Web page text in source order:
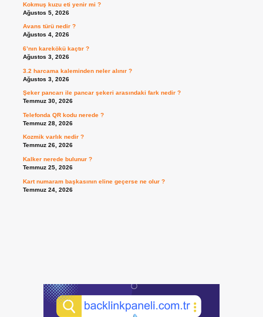
Kokmuş kuzu eti yenir mi ?
Ağustos 5, 2026
Avans türü nedir ?
Ağustos 4, 2026
6’nın karekökü kaçtır ?
Ağustos 3, 2026
3.2 harcama kaleminden neler alınır ?
Ağustos 3, 2026
Şeker pancarı ile pancar şekeri arasındaki fark nedir ?
Temmuz 30, 2026
Telefonda QR kodu nerede ?
Temmuz 28, 2026
Kozmik varlık nedir ?
Temmuz 26, 2026
Kalker nerede bulunur ?
Temmuz 25, 2026
Kart numaram başkasının eline geçerse ne olur ?
Temmuz 24, 2026